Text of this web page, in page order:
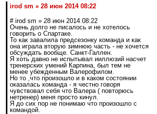
irod sm » 28 июн 2014 08:22
# irod sm » 28 июн 2014 08:22
Очень долго не писалось и не хотелось
говорить о Спартаке.
То как завалила предсезонку команда и как
она играла вторую зимнюю часть - не хочется
обсуждать вообще. Санкт-Галлен.
Я хоть давно не испытывал ииллюзий насчет
тренерских умений Карпина, был тем не
менее убежденным Валерофилом.
Но то ,что произошло и в каком состоянии
оказалась команда - я честно говоря
чувствовал себя что Валера ( повторюсь
нетренер) меня просто кинул.
Я до сих пор не понимаю что произошло с
командой.